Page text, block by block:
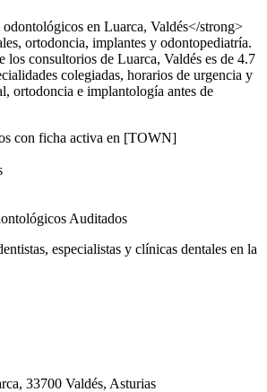
en Luarca, Valdés</strong>
ortodoncia, implantes y odontopediatría.
los consultorios de Luarca, Valdés es de 4.7
colegiadas, horarios de urgencia y
ortodoncia e implantología antes de
con ficha activa en [TOWN]
Auditados
especialistas y clínicas dentales en la
33700 Valdés, Asturias